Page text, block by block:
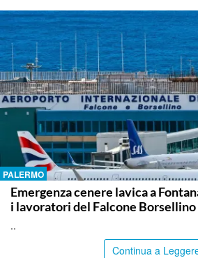
PALERMO
Emergenza cenere lavica a
i lavoratori del Falcone Borsellino
..
Continua a